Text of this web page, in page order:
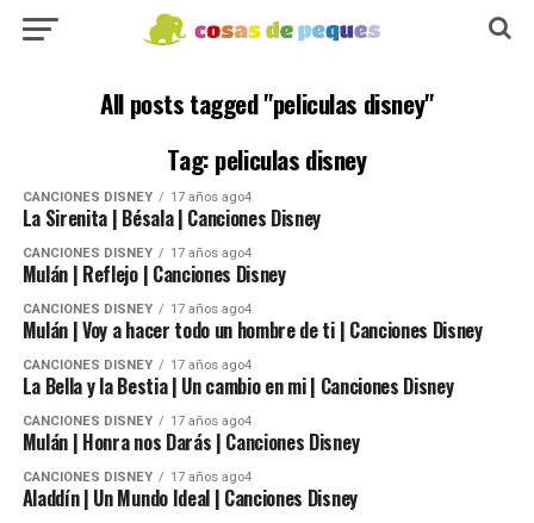
All posts tagged "peliculas disney"
Tag: peliculas disney
CANCIONES DISNEY 17 años ago4
La Sirenita | Bésala | Canciones Disney
CANCIONES DISNEY 17 años ago4
Mulán | Reflejo | Canciones Disney
CANCIONES DISNEY 17 años ago4
Mulán | Voy a hacer todo un hombre de ti | Canciones Disney
CANCIONES DISNEY 17 años ago4
La Bella y la Bestia | Un cambio en mi | Canciones Disney
CANCIONES DISNEY 17 años ago4
Mulán | Honra nos Darás | Canciones Disney
CANCIONES DISNEY 17 años ago4
Aladdín | Un Mundo Ideal | Canciones Disney